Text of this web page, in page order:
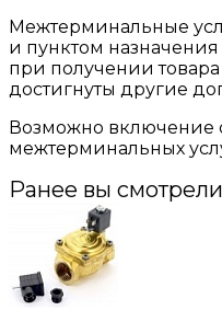
Межтерминальные
и пунктом
при получении
достигнуты другие
Возможно включение
межтерминальных
Ранее вы смотрели